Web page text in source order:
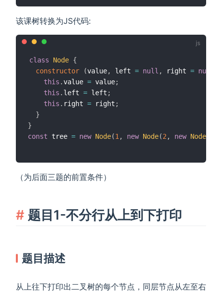
该课树转换为JS代码:
class Node {
constructor
(value, left = null , right = null
this .value = value;
this . left = left ;
this . right = right ;
}
}
const tree = new Node(1 , new Node(2 , new Node
（为后面三题的前置条件）
题目1-不分行从上到下打印
题目描述
从上往下打印出二叉树的每个节点，同层节点从左至右